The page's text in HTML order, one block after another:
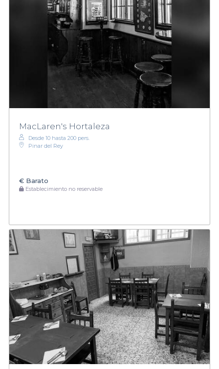
MacLaren's Hortaleza
Desde 10 hasta 200 pers.
Pinar del Rey
€ Barato
Establecimiento no reservable